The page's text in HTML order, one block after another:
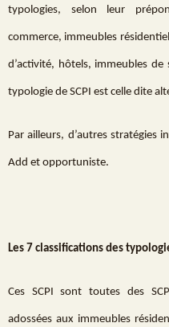
typologies, selon leur
commerce, immeubles
d’activité, hôtels, immeubles de
typologie de SCPI est celle dite
Par ailleurs, d’autres stratégies
Add et opportuniste.
Les 7 classifications des
Ces SCPI sont toutes des
adossées aux immeubles